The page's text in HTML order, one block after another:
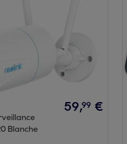
Blanche
59,99 €